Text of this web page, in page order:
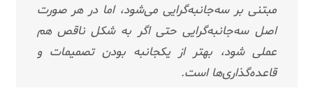
مبتنی بر سه‌جانبه‌گرایی می‌شود، اما در هر صورت
اصل سه‌جانبه‌گرایی حتی اگر به شکل ناقص هم
عملی شود، بهتر از یکجانبه بودن تصمیمات و
قاعده‌گذاری‌ها است.